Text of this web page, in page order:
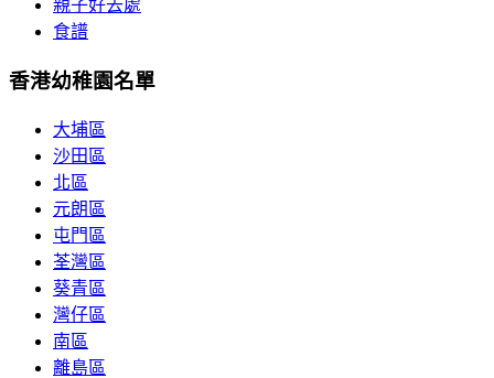
親子好去處
食譜
香港幼稚園名單
大埔區
沙田區
北區
元朗區
屯門區
荃灣區
葵青區
灣仔區
南區
離島區